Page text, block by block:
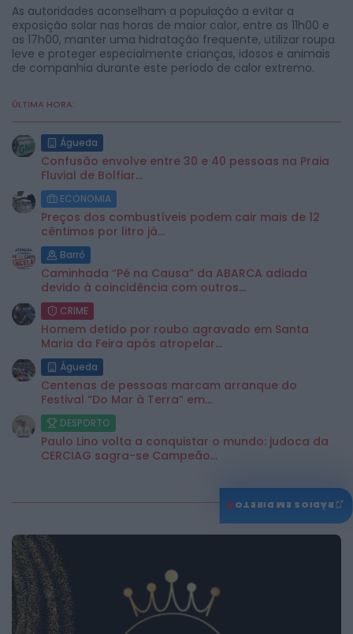
As autoridades aconselham a população a evitar a
exposição solar nas horas de maior calor, entre as 11h00 e
as 17h00, manter uma hidratação frequente, utilizar roupa
leve e proteger especialmente crianças, idosos e animais
de companhia durante este período de calor extremo.
ÚLTIMA HORA:
Águeda
Confusão envolve entre 30 e 40 pessoas na Praia
Fluvial de Bolfiar...
ECONOMIA
Preços dos combustíveis podem cair mais de 12
cêntimos por litro já...
Barrô
Caminhada “Pé na Causa” da ABARCA adiada
devido à coincidência com outros...
CRIME
Homem detido por roubo agravado em Santa
Maria da Feira após atropelar...
Águeda
Centenas de pessoas marcam arranque do
Festival “Do Mar à Terra” em...
DESPORTO
Paulo Lino volta a conquistar o mundo: judoca da
CERCIAG sagra-se Campeão...
♫
RÁDIOS EM DIRETO